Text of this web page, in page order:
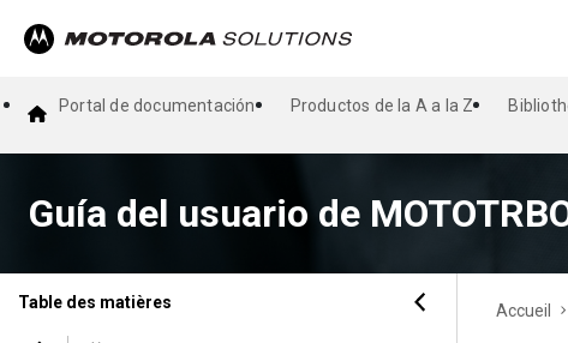
Portal de documentación Productos de la A a la Z
Guía del usuario de
Table des matières
Primeros pasos
Descripción general de la pantalla de inicio
Funcionamiento básico del radio
Configuración general del radio
Tipos de llamadas de radio
Accueil